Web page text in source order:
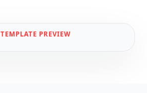
TEMPLATE PREVIEW